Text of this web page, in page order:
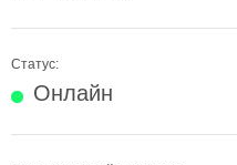
Статус:
Онлайн